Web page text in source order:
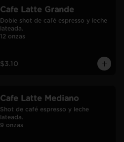
Cafe Latte Grande
Doble shot de café espresso y leche
lateada.
12 onzas
$3.10
Cafe Latte Mediano
Shot de café espresso y leche
lateada.
9 onzas